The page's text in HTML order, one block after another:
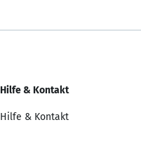
Hilfe & Kontakt
Hilfe & Kontakt